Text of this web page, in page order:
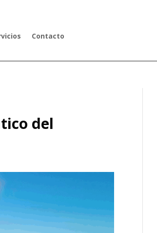
Contacto
del